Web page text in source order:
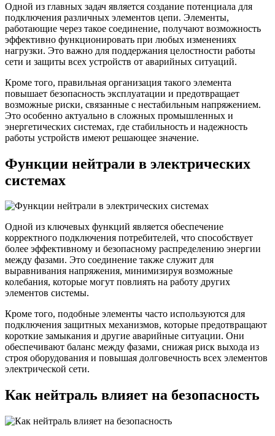
Одной из главных задач является создание потенциала для
подключения различных элементов цепи. Элементы,
работающие через такое соединение, получают возможность
эффективно функционировать при любых изменениях
нагрузки. Это важно для поддержания целостности работы
сети и защиты всех устройств от аварийных ситуаций.
Кроме того, правильная организация такого элемента
повышает безопасность эксплуатации и предотвращает
возможные риски, связанные с нестабильным напряжением.
Это особенно актуально в сложных промышленных и
энергетических системах, где стабильность и надежность
работы устройств имеют решающее значение.
Функции нейтрали в электрических
системах
Одной из ключевых функций является обеспечение
корректного подключения потребителей, что способствует
более эффективному и безопасному распределению энергии
между фазами. Это соединение также служит для
выравнивания напряжения, минимизируя возможные
колебания, которые могут повлиять на работу других
элементов системы.
Кроме того, подобные элементы часто используются для
подключения защитных механизмов, которые предотвращают
короткие замыкания и другие аварийные ситуации. Они
обеспечивают баланс между фазами, снижая риск выхода из
строя оборудования и повышая долговечность всех элементов
электрической сети.
Как нейтраль влияет на безопасность